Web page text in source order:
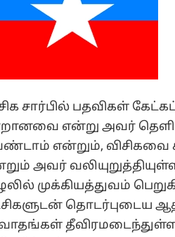
சார்பில் பதவிகள்
என்று அவர்
என்றும், விசிகவை
அவர்
முக்கியத்துவம்
தொடர்புடைய
தீவிரமடைந்துள்ள